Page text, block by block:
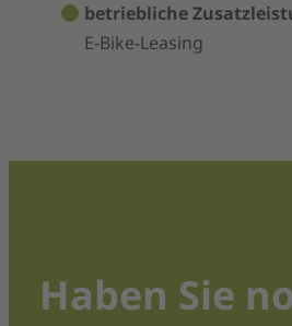
betriebliche
E-Bike-Leasing
Haben Sie